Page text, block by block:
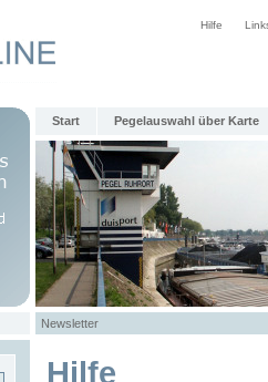
Hilfe
Start Pegelauswahl über Karte
Newsletter
Hilfe